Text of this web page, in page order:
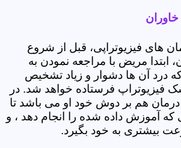
خاوران
های فیزیوتراپی، قبل از شروع
ابتدا مریض با مراجعه نمودن به
درد آن ها دشوار و زیاد تشخیص
فیزیوتراپ فرستاده خواهد شد. در
درمان هم بر دوش خود او می باشد تا
آموزش داده شده را انجام دهد ، و
بیشتری به خود بگیرد.